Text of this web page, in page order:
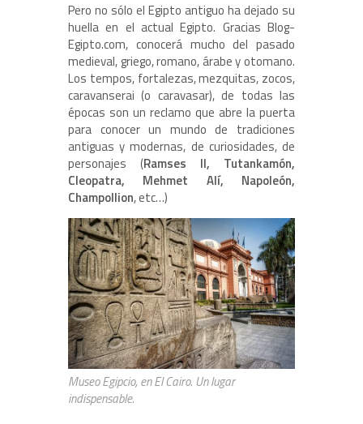
Pero no sólo el Egipto antiguo ha dejado su
huella en el actual Egipto. Gracias Blog-
Egipto.com, conocerá mucho del pasado
medieval, griego, romano, árabe y otomano.
Los tempos, fortalezas, mezquitas, zocos,
caravanserai (o caravasar), de todas las
épocas son un reclamo que abre la puerta
para conocer un mundo de tradiciones
antiguas y modernas, de curiosidades, de
personajes (Ramses II, Tutankamón,
Cleopatra, Mehmet Alí, Napoleón,
Champollion, etc…)
Museo Egipcio, en El Cairo. Un lugar
indispensable.